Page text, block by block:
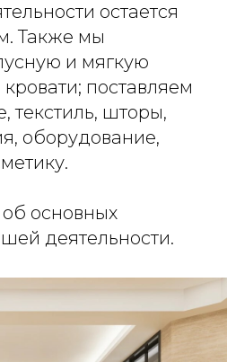
остается
Также мы
и мягкую
поставляем
текстиль, шторы,
оборудование,
основных
деятельности.